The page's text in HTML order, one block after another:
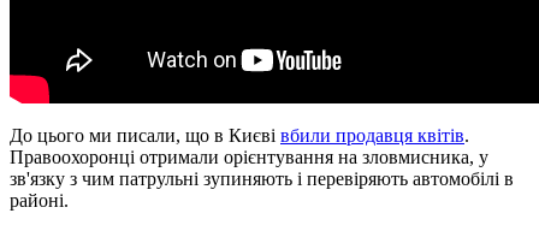
До цього ми писали, що в Києві вбили продавця квітів.
Правоохоронці отримали орієнтування на зловмисника, у
зв'язку з чим патрульні зупиняють і перевіряють автомобілі в
районі.